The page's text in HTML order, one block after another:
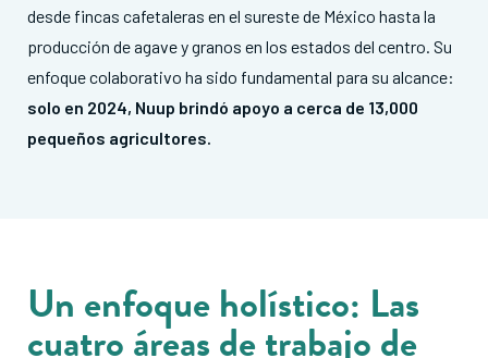
desde fincas cafetaleras en el sureste de México hasta la
producción de agave y granos en los estados del centro. Su
enfoque colaborativo ha sido fundamental para su alcance:
solo en 2024, Nuup brindó apoyo a cerca de 13,000
pequeños agricultores.
Un enfoque holístico: Las
cuatro áreas de trabajo de